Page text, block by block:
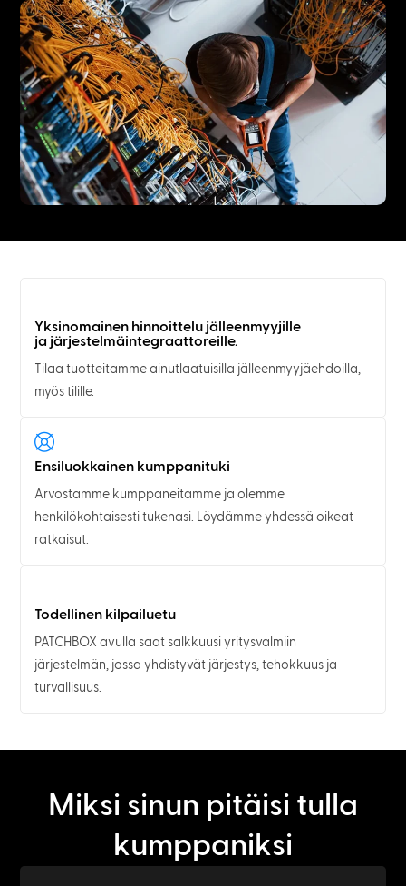
Yksinomainen hinnoittelu jälleenmyyjille
ja järjestelmäintegraattoreille.
Tilaa tuotteitamme ainutlaatuisilla jälleenmyyjäehdoilla,
myös tilille.
Ensiluokkainen kumppanituki
Arvostamme kumppaneitamme ja olemme
henkilökohtaisesti tukenasi. Löydämme yhdessä oikeat
ratkaisut.
Todellinen kilpailuetu
PATCHBOX avulla saat salkkuusi yritysvalmiin
järjestelmän, jossa yhdistyvät järjestys, tehokkuus ja
turvallisuus.
Miksi sinun pitäisi tulla
kumppaniksi